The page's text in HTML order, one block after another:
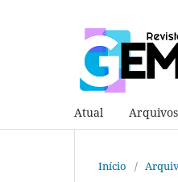
Atual Arquivos
Início /